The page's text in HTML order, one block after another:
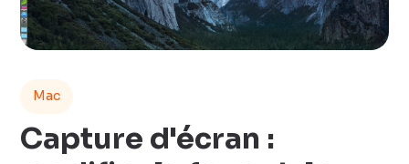
Mac
Capture d'écran :